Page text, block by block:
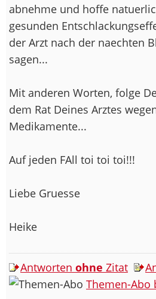
abnehme und hoffe
gesunden
der Arzt nach der naechten
sagen...
Mit anderen Worten, folge
dem Rat Deines Arztes
Medikamente...
Auf jeden FAll toi toi toi!!!
Liebe Gruesse
Heike
Antworten ohne Zitat
Themen-Abo